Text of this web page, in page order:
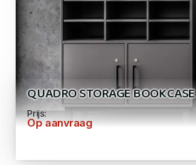
QUADRO STORAGE BOOKCASE
Prijs:
Op aanvraag